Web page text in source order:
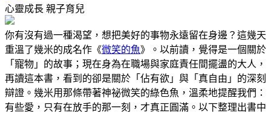
心靈成長 親子育兒
你有沒有過一種渴望，想把美好的事物永遠留在身邊？這幾天
重溫了幾米的成名作《微笑的魚》。以前讀，覺得是一個關於
「寵物」的故事；現在身為在職場與家庭責任間擺盪的大人，
再讀這本書，看到的卻是關於「佔有欲」與「真自由」的深刻
辯證。幾米用那條帶著神祕微笑的綠色魚，溫柔地提醒我們：
有些愛，只有在放手的那一刻，才真正圓滿。以下整理出書中